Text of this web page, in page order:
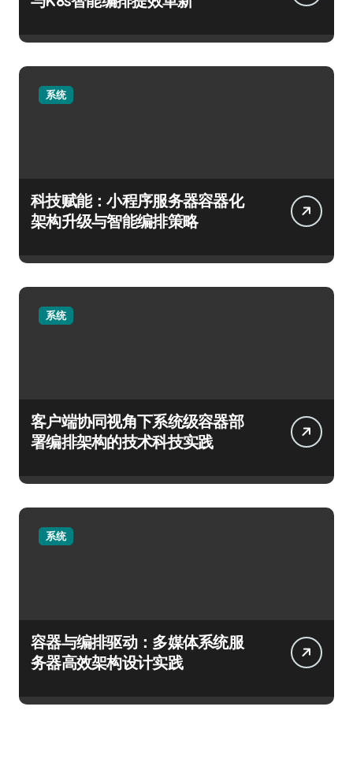
系统
科技赋能：小程序服务器容器化
架构升级与智能编排策略
系统
客户端协同视角下系统级容器部
署编排架构的技术科技实践
系统
容器与编排驱动：多媒体系统服
务器高效架构设计实践